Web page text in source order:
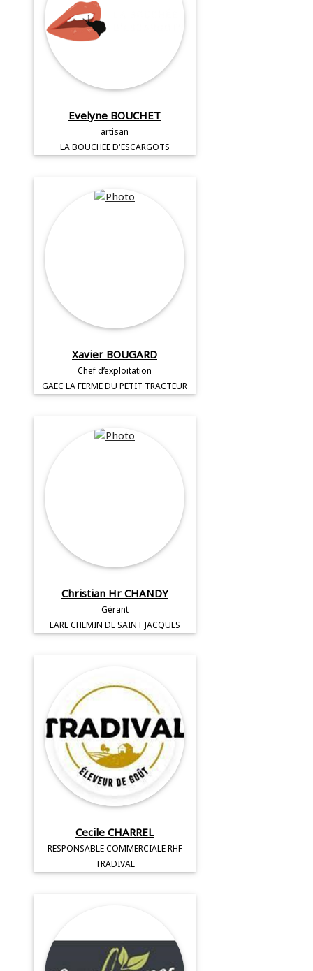
Evelyne BOUCHET
artisan
LA BOUCHEE D'ESCARGOTS
Xavier BOUGARD
Chef d’exploitation
GAEC LA FERME DU PETIT TRACTEUR
Christian Hr CHANDY
Gérant
EARL CHEMIN DE SAINT JACQUES
Cecile CHARREL
RESPONSABLE COMMERCIALE RHF
TRADIVAL